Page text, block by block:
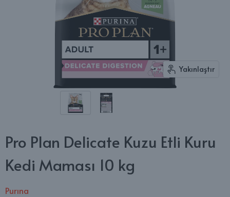
Yakınlaştır
Pro Plan Delicate Kuzu Etli Kuru
Kedi Maması 10 kg
Purına